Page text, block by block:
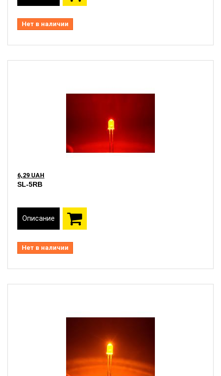
Нет в наличии
6,29 UAH
SL-5RB
Описание
Нет в наличии